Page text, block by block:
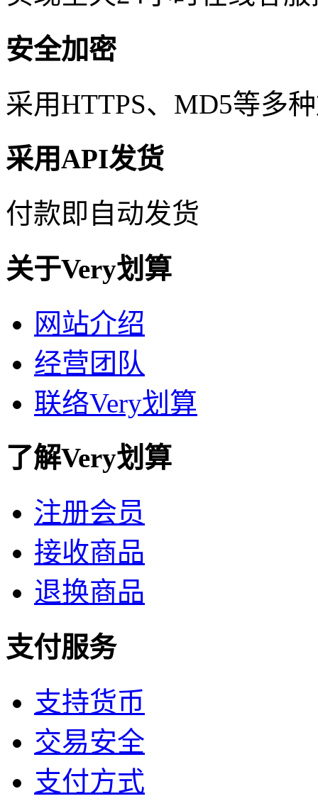
安全加密
采用HTTPS、MD5等多
采用API发货
付款即自动发货
关于Very划算
网站介绍
经营团队
联络Very划算
了解Very划算
注册会员
接收商品
退换商品
支付服务
支持货币
交易安全
支付方式